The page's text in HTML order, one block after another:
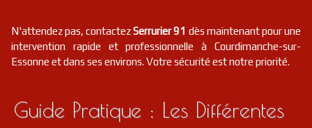
N'attendez pas, contactezSerrurier 91 dès maintenant pour une
intervention rapide et professionnelle à Courdimanche-sur-
Essonne et dans ses environs. Votre sécurité est notre priorité.
Guide Pratique : Les Différentes